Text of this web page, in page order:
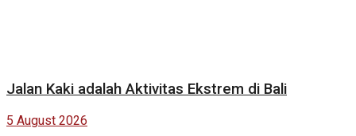
Jalan Kaki adalah Aktivitas Ekstrem di Bali
5 August 2026